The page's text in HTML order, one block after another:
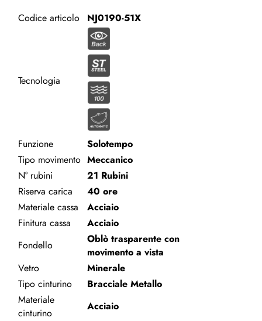
Codice articolo NJ0190-51X
Tecnologia
Funzione
Solotempo
Tipo movimento Meccanico
N° rubini
21 Rubini
Riserva carica
40 ore
Materiale cassa
Acciaio
Finitura cassa
Acciaio
Fondello
Oblò trasparente con
movimento a vista
Vetro
Minerale
Tipo cinturino
Bracciale Metallo
Materiale
cinturino
Acciaio